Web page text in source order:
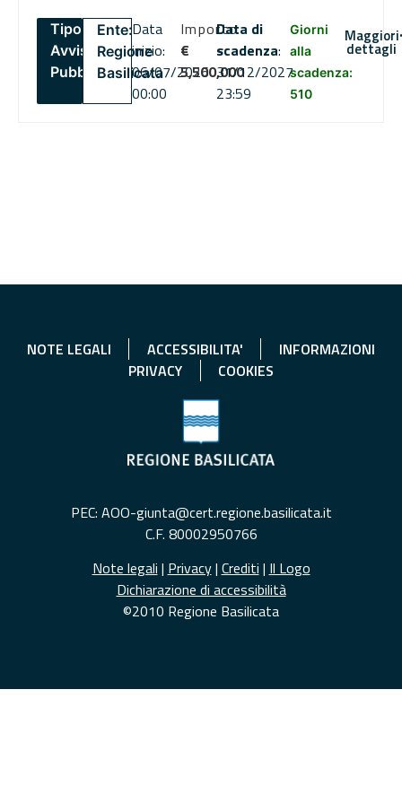
Tipo:
Avviso
Pubblico
Ente:
Regione
Basilicata
Data
inizio:
06/07/2026
00:00
Importo
€
5,500,000
Data di
scadenza:
31/12/2027
23:59
Giorni
alla
scadenza:
510
Maggiori
dettagli
NOTE LEGALI ACCESSIBILITA'
INFORMAZIONI
PRIVACY
COOKIES
PEC: AOO-giunta@cert.regione.basilicata.it
C.F. 80002950766
Note legali | Privacy| Crediti | Il Logo
Dichiarazione di accessibilità
©2010 Regione Basilicata